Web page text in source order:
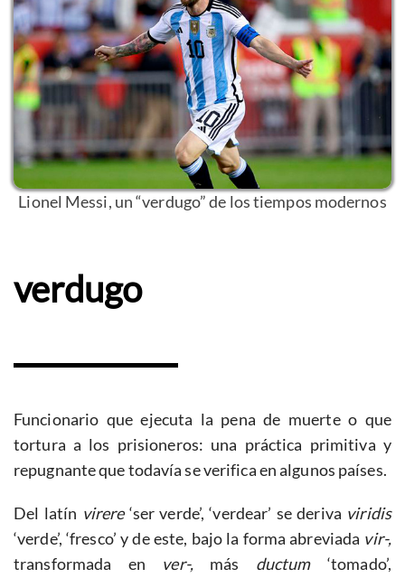
Lionel Messi, un “verdugo” de los tiempos modernos
verdugo
Funcionario que ejecuta la pena de muerte o que
tortura a los prisioneros: una práctica primitiva y
repugnante que todavía se verifica en algunos países.
Del latín virere‘ser verde’, ‘verdear’ se deriva viridis
‘verde’, ‘fresco’ y de este, bajo la forma abreviada vir-,
transformada en ver-,más ductum‘tomado’,